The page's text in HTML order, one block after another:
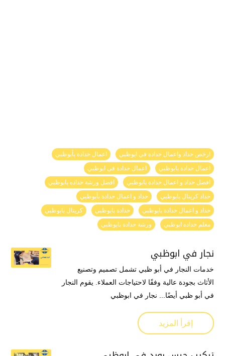
ارخص حداد واعمال حدادة في ابوظبي
اعمال حدادة بأبوظبي
اعمال حدادة بابوظبي
اعمال حدادة في ابوظبي
افضل حداد و اعمال حدادة بابوظبي
افضل ورشة حداده بابوظبي
حداد كريتال بابوظبي
حداد و اعمال حدادة بأبوظبي
حداد و اعمال حدادة بابوظبي
حدادة بابوظبي
كريتال بابوظبي
معلم حداده ابوظبي
ورشة حدادة بابوظبي
نجار في ابوظبي
خدمات النجار في أبو ظبي تشمل تصميم وتصنيع
الأثاث بجودة عالية وفقًا لاحتياجات العملاء. يقوم النجار
في أبو ظبي أيضًا... نجار في ابوظبي
إقرأ المزيد